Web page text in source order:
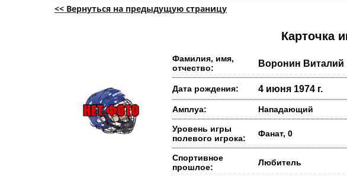
<< Вернуться на предыдущую страницу
Карточка
Фамилия, имя,
отчество:
Воронин Виталий
Дата рождения: 4 июня 1974 г.
Амплуа: Нападающий
Уровень игры
полевого игрока:
Фанат, 0
Спортивное
прошлое:
Любитель